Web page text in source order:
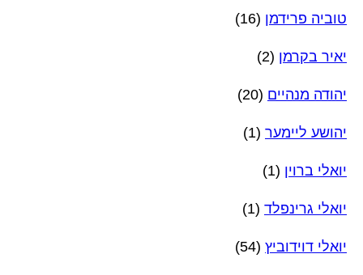
טוביה פרידמן (16)
יאיר בקרמן (2)
יהודה מנהיים (20)
יהושע ליימער (1)
יואלי ברוין (1)
יואלי גרינפלד (1)
יואלי דוידוביץ (54)